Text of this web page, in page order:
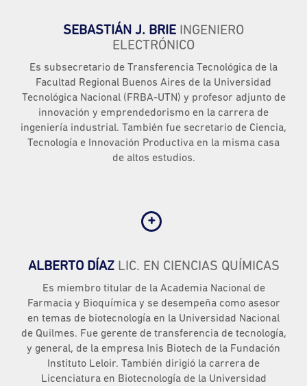
SEBASTIÁN J. BRIE INGENIERO
ELECTRÓNICO
Es subsecretario de Transferencia Tecnológica de la
Facultad Regional Buenos Aires de la Universidad
Tecnológica Nacional (FRBA-UTN) y profesor adjunto de
innovación y emprendedorismo en la carrera de
ingeniería industrial. También fue secretario de Ciencia,
Tecnología e Innovación Productiva en la misma casa
de altos estudios.
ALBERTO DÍAZLIC. EN CIENCIAS QUÍMICAS
Es miembro titular de la Academia Nacional de
Farmacia y Bioquímica y se desempeña como asesor
en temas de biotecnología en la Universidad Nacional
de Quilmes. Fue gerente de transferencia de tecnología,
y general, de la empresa Inis Biotech de la Fundación
Instituto Leloir. También dirigió la carrera de
Licenciatura en Biotecnología de la Universidad